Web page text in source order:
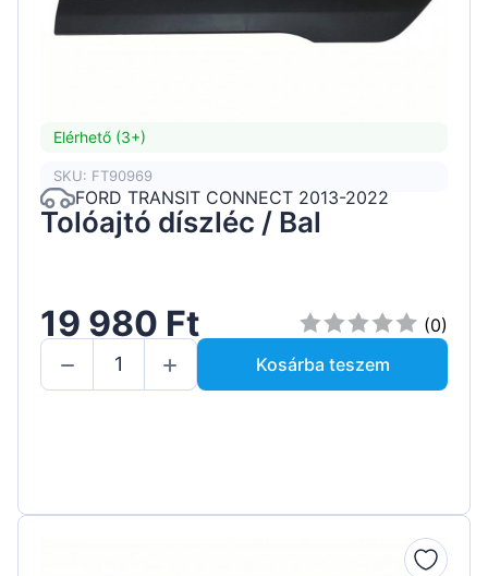
Elérhető (3+)
SKU: FT90969
FORD TRANSIT CONNECT 2013-2022
Tolóajtó díszléc / Bal
19 980 Ft
(0)
Kosárba teszem